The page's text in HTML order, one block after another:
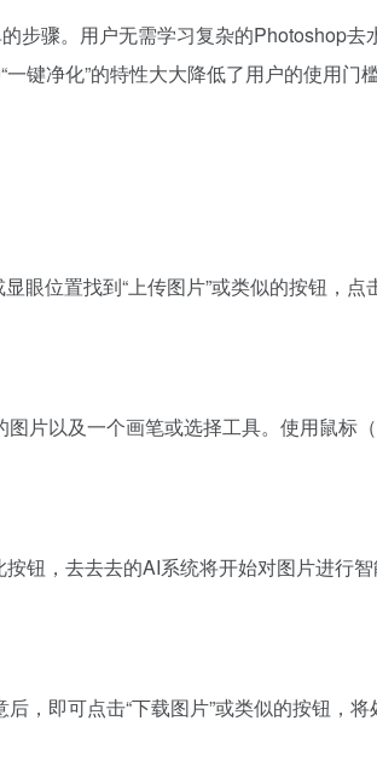
步骤。用户无需学习复杂的Photoshop
键净化”的特性大大降低了用户的使用门
眼位置找到“上传图片”或类似的按钮，
片以及一个画笔或选择工具。使用鼠标
钮，去去去的AI系统将开始对图片进行
即可点击“下载图片”或类似的按钮，将